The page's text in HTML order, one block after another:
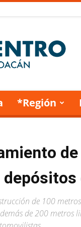
*Región
de 100
de 200 metros